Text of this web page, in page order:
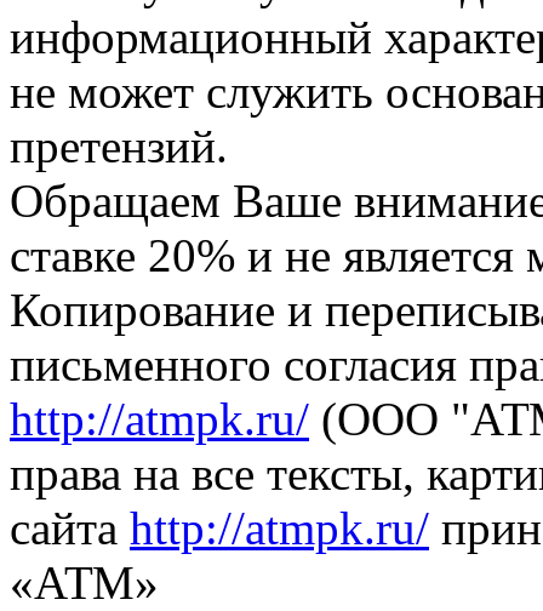
информационный
не может служить
претензий.
Обращаем Ваше
ставке 20% и не
Копирование и
письменного согласия
http://atmpk.ru/ (ООО
права на все тексты,
сайта http://atmpk.ru/
«АТМ»